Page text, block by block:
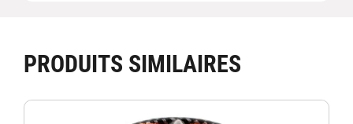
PRODUITS SIMILAIRES